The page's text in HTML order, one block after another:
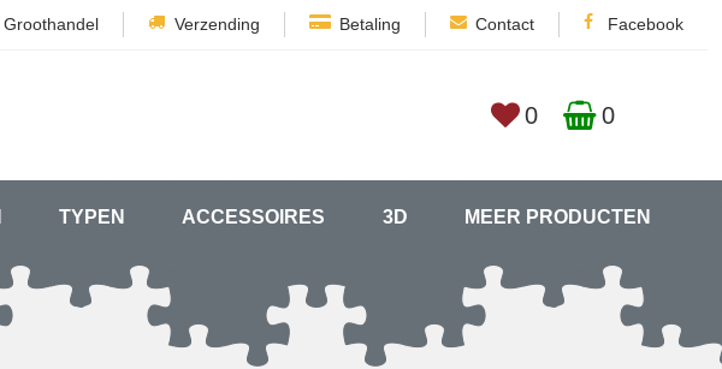
Groothandel Verzending Betaling Contact Facebook
0 0
TYPEN ACCESSOIRES 3D MEER PRODUCTEN